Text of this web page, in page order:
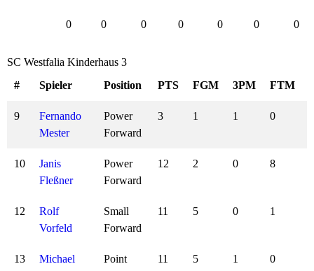
0 0 0 0 0 0 0
SC Westfalia Kinderhaus 3
#
Spieler Position PTS FGM 3PM FTM
9
Fernando
Mester
Power
Forward
3 1 1 0
10
Janis
Fleßner
Power
Forward
12 2 0 8
12
Rolf
Vorfeld
Small
Forward
11 5 0 1
13
Michael
Point
11 5 1 0